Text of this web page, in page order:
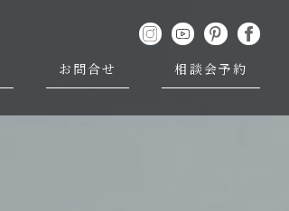
お問合せ 相談会予約